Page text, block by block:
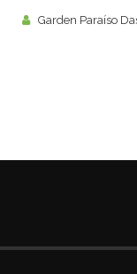
Garden Paraíso